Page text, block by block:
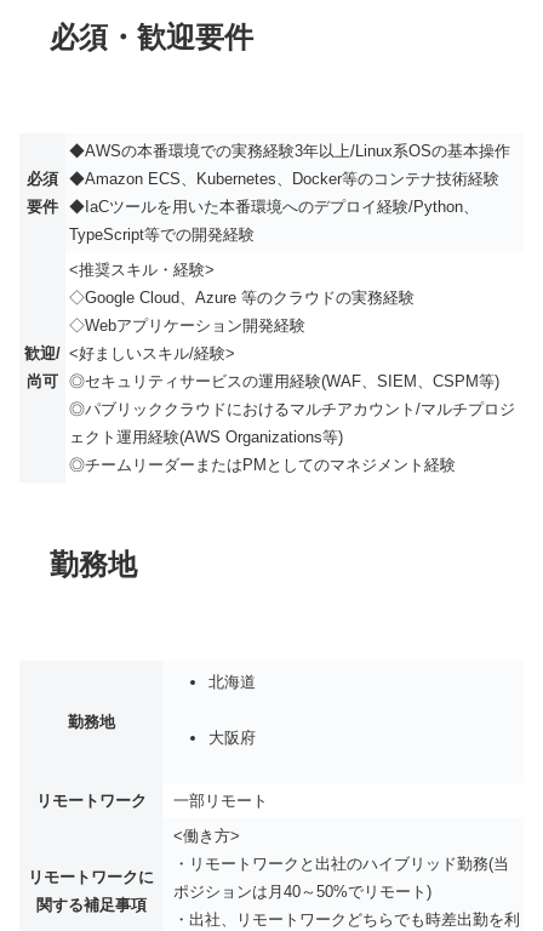
必須・歓迎要件
必須
要件
◆AWSの本番環境での実務経験3年以上/Linux系OSの基本操作
◆Amazon ECS、Kubernetes、Docker等のコンテナ技術経験
◆IaCツールを用いた本番環境へのデプロイ経験/Python、
TypeScript等での開発経験
歓迎/
尚可
<推奨スキル・経験>
◇Google Cloud、Azure 等のクラウドの実務経験
◇Webアプリケーション開発経験
<好ましいスキル/経験>
◎セキュリティサービスの運用経験(WAF、SIEM、CSPM等)
◎パブリッククラウドにおけるマルチアカウント/マルチプロジ
ェクト運用経験(AWS Organizations等)
◎チームリーダーまたはPMとしてのマネジメント経験
勤務地
勤務地
北海道
大阪府
リモートワーク 一部リモート
リモートワークに
関する補足事項
<働き方>
・リモートワークと出社のハイブリッド勤務(当
ポジションは月40～50%でリモート)
・出社、リモートワークどちらでも時差出勤を利